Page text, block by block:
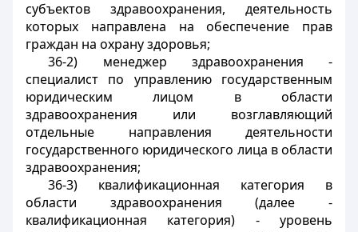
субъектов здравоохранения, деятельность
которых направлена на обеспечение прав
граждан на охрану здоровья;
36-2) менеджер здравоохранения -
специалист по управлению государственным
юридическим лицом в области
здравоохранения или возглавляющий
отдельные направления деятельности
государственного юридического лица в области
здравоохранения;
36-3) квалификационная категория в
области здравоохранения (далее -
квалификационная категория) - уровень